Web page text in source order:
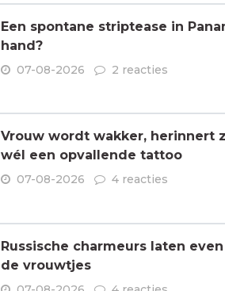
Een spontane striptease in
hand?
07-08-2026 2 reacties
Vrouw wordt wakker, herinnert
wél een opvallende tattoo
07-08-2026 4 reacties
Russische charmeurs laten
de vrouwtjes